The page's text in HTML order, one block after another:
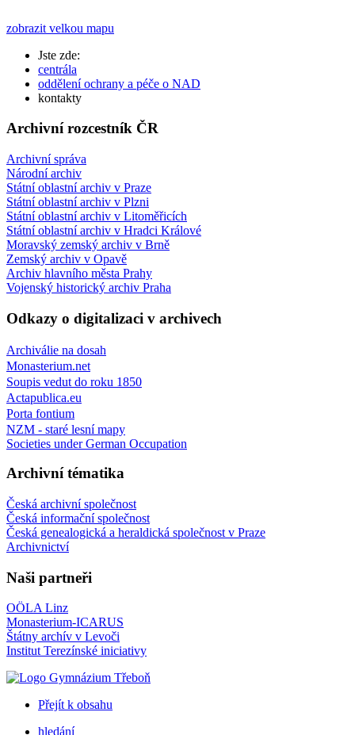
zobrazit velkou mapu
Jste zde:
centrála
oddělení ochrany a péče o NAD
kontakty
Archivní rozcestník ČR
Archivní správa
Národní archiv
Státní oblastní archiv v Praze
Státní oblastní archiv v Plzni
Státní oblastní archiv v Litoměřicích
Státní oblastní archiv v Hradci Králové
Moravský zemský archiv v Brně
Zemský archiv v Opavě
Archiv hlavního města Prahy
Vojenský historický archiv Praha
Odkazy o digitalizaci v archivech
Archiválie na dosah
Monasterium.net
Soupis vedut do roku 1850
Actapublica.eu
Porta fontium
NZM - staré lesní mapy
Societies under German Occupation
Archivní tématika
Česká archivní společnost
Česká informační společnost
Česká genealogická a heraldická společnost v Praze
Archivnictví
Naši partneři
OÖLA Linz
Monasterium-ICARUS
Štátny archív v Levoči
Institut Terezínské iniciativy
Přejít k obsahu
hledání